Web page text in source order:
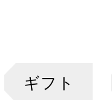
ギフト